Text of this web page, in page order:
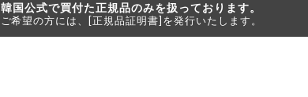
韓国公式で買付た正規品のみを扱っております。
ご希望の方には、[正規品証明書]を発行いたします。